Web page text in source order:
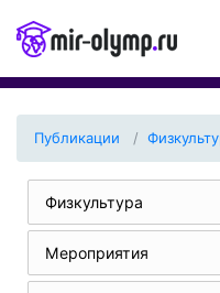
Публикации
Физкультура
Мероприятия